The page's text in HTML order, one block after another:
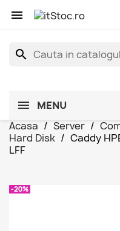

search
MENU
Acasa
Server
Hard Disk
Caddy
LFF
-20%